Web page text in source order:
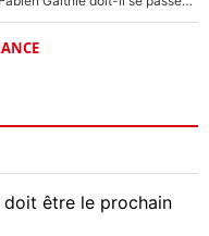
doit être le prochain